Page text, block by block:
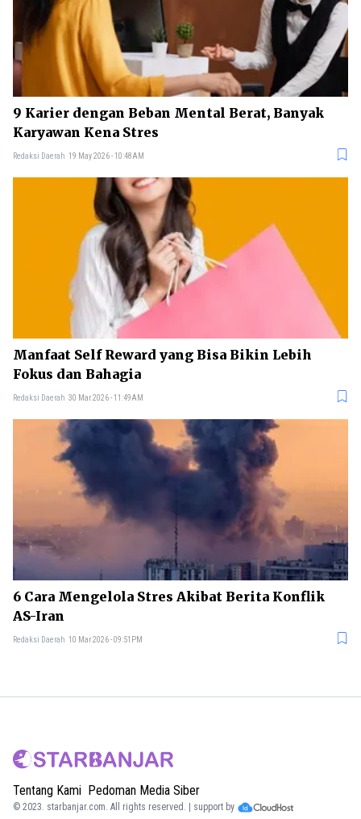
9 Karier dengan Beban Mental Berat, Banyak
Karyawan Kena Stres
Redaksi Daerah 19 May 2026 - 10:48AM
Manfaat Self Reward yang Bisa Bikin Lebih
Fokus dan Bahagia
Redaksi Daerah 30 Mar 2026 - 11:49AM
6 Cara Mengelola Stres Akibat Berita Konflik
AS-Iran
Redaksi Daerah 10 Mar 2026 - 09:51PM
Tentang Kami Pedoman Media Siber
© 2023. starbanjar.com. All rights reserved. | support by